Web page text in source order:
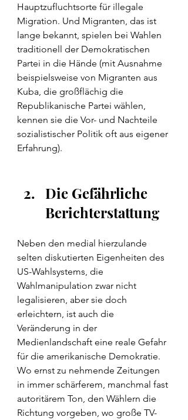
Hauptzufluchtsorte für illegale
Migration. Und Migranten, das ist
lange bekannt, spielen bei Wahlen
traditionell der Demokratischen
Partei in die Hände (mit Ausnahme
beispielsweise von Migranten aus
Kuba, die großflächig die
Republikanische Partei wählen,
kennen sie die Vor- und Nachteile
sozialistischer Politik oft aus eigener
Erfahrung).
Die Gefährliche
Berichterstattung
Neben den medial hierzulande
selten diskutierten Eigenheiten des
US-Wahlsystems, die
Wahlmanipulation zwar nicht
legalisieren, aber sie doch
erleichtern, ist auch die
Veränderung in der
Medienlandschaft eine reale Gefahr
für die amerikanische Demokratie.
Wo ernst zu nehmende Zeitungen
in immer schärferem, manchmal fast
autoritärem Ton, den Wählern die
Richtung vorgeben, wo große TV-